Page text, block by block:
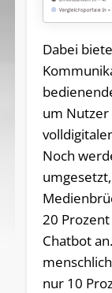
Dabei
um Nutzer
Noch
20
Chatbot
nur 10